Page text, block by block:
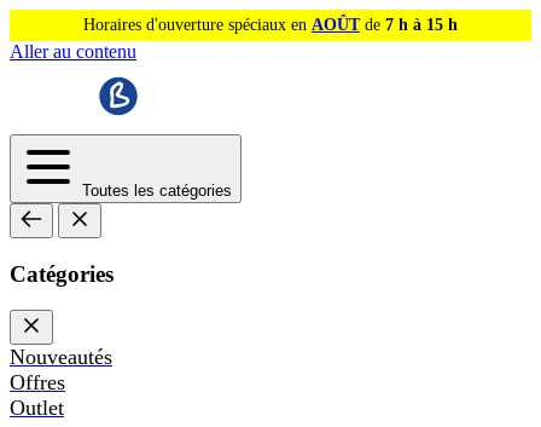
Horaires d'ouverture spéciaux en AOÛTde 7 h à 15 h
Aller au contenu
Toutes les catégories
Catégories
Nouveautés
Offres
Outlet